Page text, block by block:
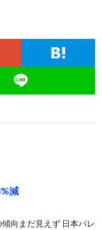
減
向まだ見えず 日本パレ